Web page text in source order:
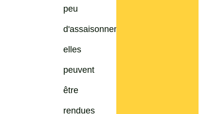
peu
d'assaisonnement,
elles
peuvent
être
rendues